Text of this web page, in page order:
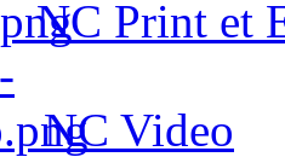
NC Print et
NC Video